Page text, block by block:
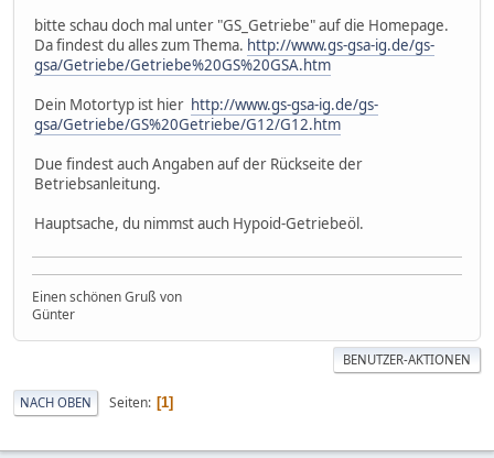
bitte schau doch mal unter "GS_Getriebe" auf die Homepage.
Da findest du alles zum Thema. http://www.gs-gsa-ig.de/gs-
gsa/Getriebe/Getriebe%20GS%20GSA.htm
Dein Motortyp ist hier http://www.gs-gsa-ig.de/gs-
gsa/Getriebe/GS%20Getriebe/G12/G12.htm
Due findest auch Angaben auf der Rückseite der
Betriebsanleitung.
Hauptsache, du nimmst auch Hypoid-Getriebeöl.
Einen schönen Gruß von
Günter
BENUTZER-AKTIONEN
NACH OBEN Seiten 1